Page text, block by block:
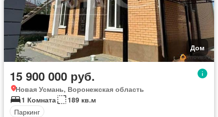
Дом
15 900 000 руб.
Новая Усмань, Воронежская область
1 Комната
189 кв.м
Паркинг